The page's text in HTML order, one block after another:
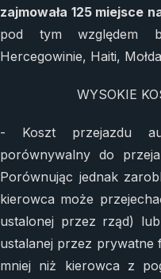
zajmowała 125 miejsce
pod tym względem
Hercegowinie, Haiti,
WYSOKIE
- Koszt przejazdu
porównywalny do
Porównując jednak
kierowca może
ustalonej przez rząd)
ustalanej przez
mniej niż kierowca z